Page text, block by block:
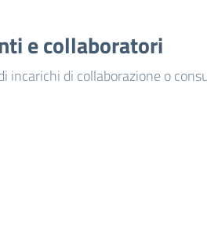
e collaboratori
incarichi di collaborazione o